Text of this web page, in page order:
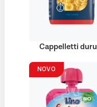
Cappelletti
NOVO